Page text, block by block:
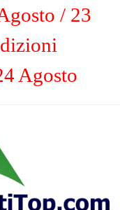
/ 23
Agosto